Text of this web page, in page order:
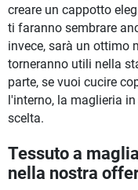
creare un cappotto
ti faranno sembrare
invece, sarà un ottimo
torneranno utili nella
parte, se vuoi cucire
l'interno, la maglieria
scelta.
Tessuto a
nella nostra